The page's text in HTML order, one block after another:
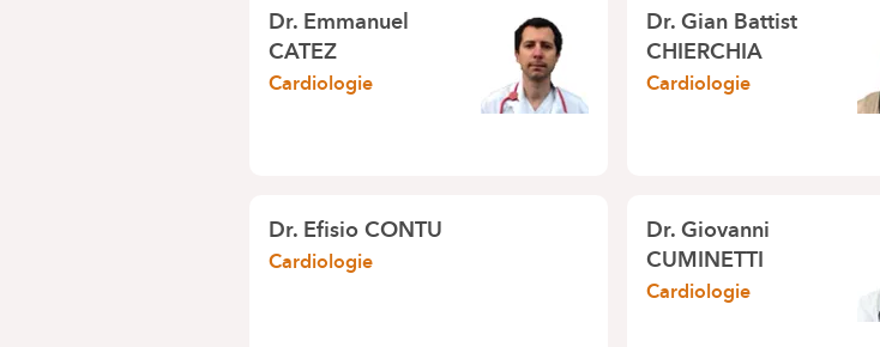
Dr.Emmanuel
CATEZ
Cardiologie
Dr.Gian Battist
CHIERCHIA
Cardiologie
Dr.Efisio CONTU
Cardiologie
Dr.Giovanni
CUMINETTI
Cardiologie